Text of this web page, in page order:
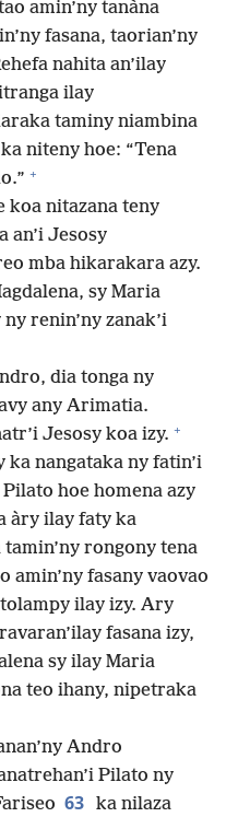
amin’ny tanàna
fasana, taorian’ny
nahita an’ilay
ilay
taminy niambina
niteny hoe: “Tena
+
koa nitazana teny
an’i Jesosy
mba hikarakara azy.
sy Maria
renin’ny zanak’i
dia tonga ny
any Arimatia.
Jesosy koa izy. +
ka nangataka ny fatin’i
hoe homena azy
àry ilay faty ka
rongony tena
amin’ny fasany vaovao
ilay izy. Ary
fasana izy,
sy ilay Maria
teo ihany, nipetraka
Andro
Pilato ny
63 ka nilaza